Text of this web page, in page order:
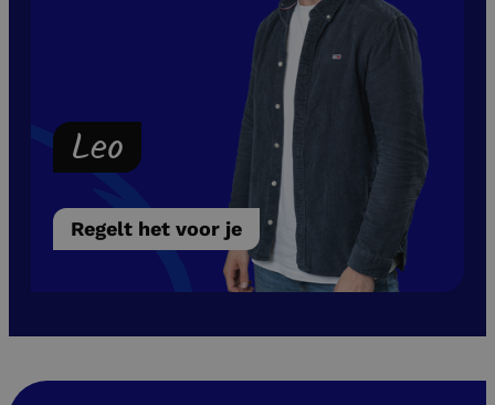
Leo
Regelt het voor je